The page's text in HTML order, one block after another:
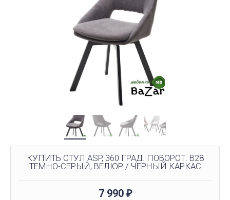
КУПИТЬ СТУЛ ASP, 360 ГРАД. ПОВОРОТ. B28
ТЕМНО-СЕРЫЙ, ВЕЛЮР / ЧЕРНЫЙ КАРКАС
7 990 ₽